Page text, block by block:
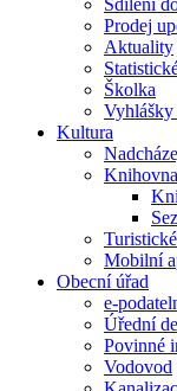
Sdílení
Prodej
Aktuality
Školka
Vyhlášky
Kultura
Knihovna
Mobilní
Obecní úřad
e-
Úřední
Povinné
Vodovod